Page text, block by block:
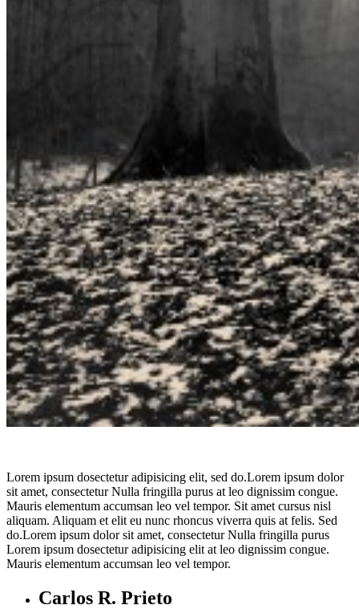
Lorem ipsum dosectetur adipisicing elit, sed do.Lorem ipsum dolor
sit amet, consectetur Nulla fringilla purus at leo dignissim congue.
Mauris elementum accumsan leo vel tempor. Sit amet cursus nisl
aliquam. Aliquam et elit eu nunc rhoncus viverra quis at felis. Sed
do.Lorem ipsum dolor sit amet, consectetur Nulla fringilla purus
Lorem ipsum dosectetur adipisicing elit at leo dignissim congue.
Mauris elementum accumsan leo vel tempor.
Carlos R. Prieto